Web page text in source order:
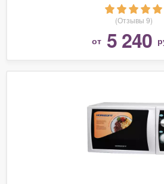
(Отзывы 9)
от 5 240